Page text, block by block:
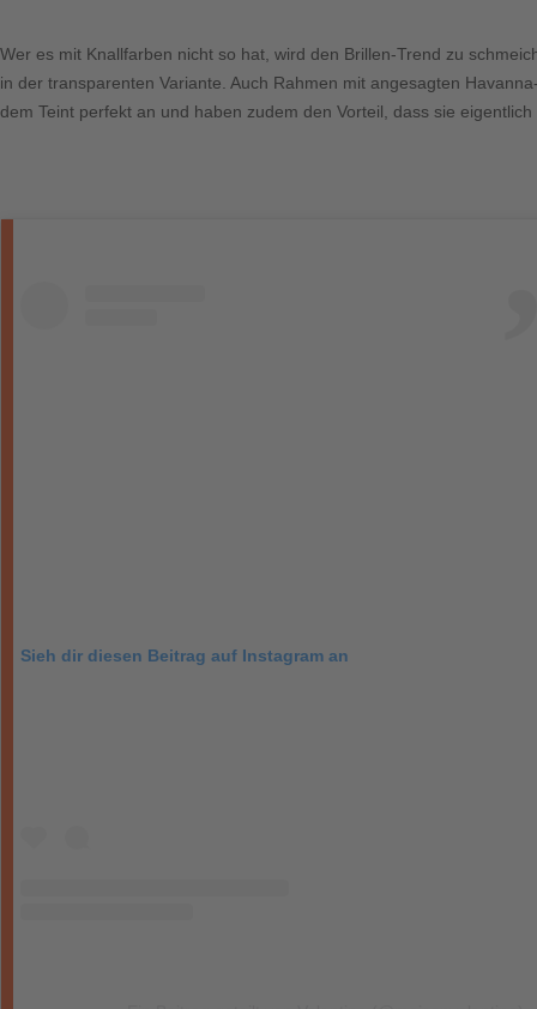
Wer es mit Knallfarben nicht so hat, wird den Brillen-Trend zu
in der transparenten Variante. Auch Rahmen mit angesagten
dem Teint perfekt an und haben zudem den Vorteil, dass sie
Sieh dir diesen Beitrag auf Instagram an